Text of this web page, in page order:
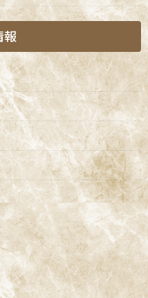
科・矯正歯科
歯科・矯正歯科」は、JR中
中央/総武線「阿佐ケ谷駅」
佐ケ谷駅」徒歩8分の、駅す
者です。杉並区や中野区、新
者様に来院頂きやすい環境
報